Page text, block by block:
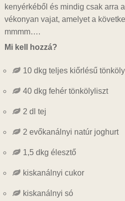
kenyérkéből és mindig csak arra
vékonyan vajat, amelyet a
mmmm….
Mi kell hozzá?
10 dkg teljes kiőrlésű
40 dkg fehér tönkölyliszt
2 dl tej
2 evőkanálnyi natúr joghurt
1,5 dkg élesztő
kiskanálnyi cukor
kiskanálnyi só